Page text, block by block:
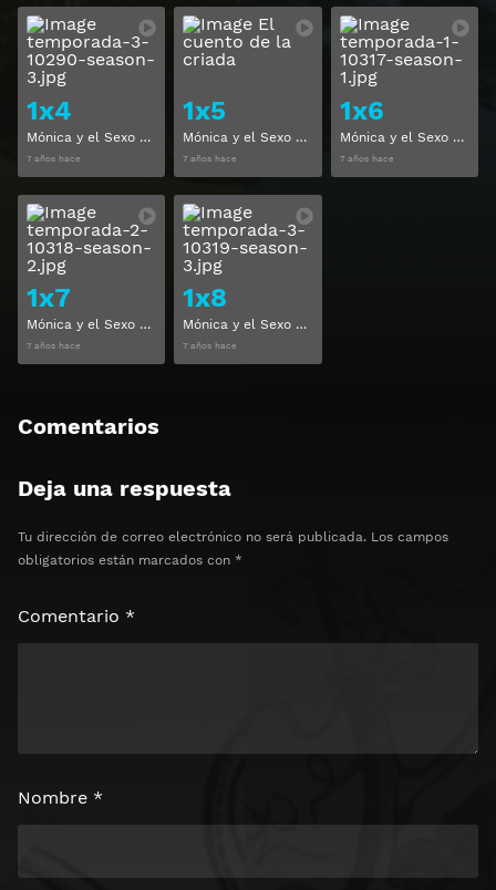
1x4
Mónica y el Sexo Temporada 1 Capitulo 4
7 años hace
Ver
1x5
Mónica y el Sexo Temporada 1 Capitulo 5
7 años hace
Ver
1x6
Mónica y el Sexo Temporada 1 Capitulo 6
7 años hace
1x7
Mónica y el Sexo Temporada 1 Capitulo 7
7 años hace
Ver
1x8
Mónica y el Sexo Temporada 1 Capitulo 8
7 años hace
Comentarios
Deja una respuesta
Tu dirección de correo electrónico no será publicada. Los campos
obligatorios están marcados con *
Comentario *
Nombre *